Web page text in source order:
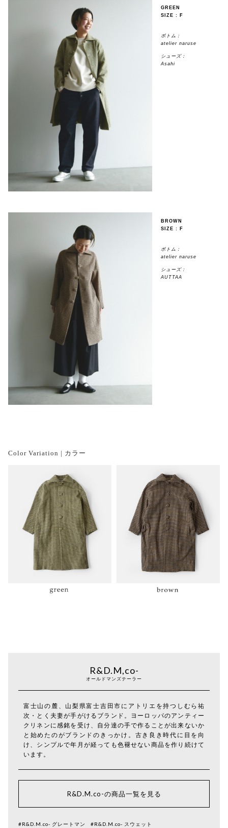
GREEN
SIZE : F
ボトム：
atelier naruse
シューズ：
Asahi
BROWN
SIZE : F
ボトム：
atelier naruse
シューズ：
AUTTAA
Color Variation | カラー
R&D.M,co-
オールドマンズテーラー
富士山の麓、山梨県富士吉田市にアトリエを持つしむら祐
次・とく夫妻が手がけるブランド。ヨーロッパのアンティー
クリネンに感銘を受け、自分達の手で作ることが出来ないか
と始めたのがブランドのきっかけ。古き良き時代に目を向
け、シンプルで年月が経っても色褪せない商品を作り続けて
います。
R&D.M.co-の商品一覧を見る
#R&D.M.co- グレートマン #R&D.M.co- スウェット